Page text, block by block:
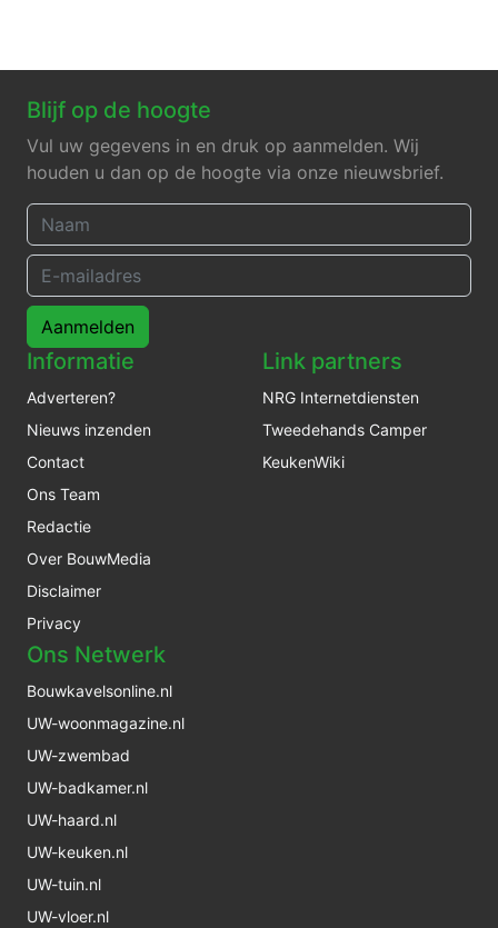
Blijf op de hoogte
Vul uw gegevens in en druk op aanmelden. Wij
houden u dan op de hoogte via onze nieuwsbrief.
Aanmelden
Informatie
Adverteren?
Nieuws inzenden
Contact
Ons Team
Redactie
Over BouwMedia
Disclaimer
Privacy
Link partners
NRG Internetdiensten
Tweedehands Camper
KeukenWiki
Ons Netwerk
Bouwkavelsonline.nl
UW-woonmagazine.nl
UW-zwembad
UW-badkamer.nl
UW-haard.nl
UW-keuken.nl
UW-tuin.nl
UW-vloer.nl